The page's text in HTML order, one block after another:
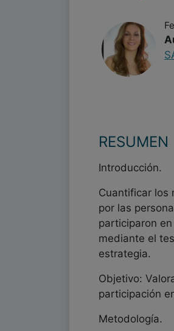
RESUMEN
Introducción.
Cuantificar los
por las
participaron
mediante el
estrategia.
Objetivo:
participación
Metodología.